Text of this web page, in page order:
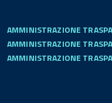
AMMINISTRAZIONE
AMMINISTRAZIONE
AMMINISTRAZIONE